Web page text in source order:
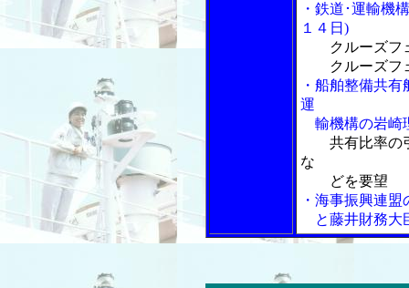
・鉄道･運輸機
１４日)
クルーズフ
クルーズフェ
・船舶整備共
運
輸機構の岩崎
共有比率の
な
どを要望
・海事振興連
と藤井財務大